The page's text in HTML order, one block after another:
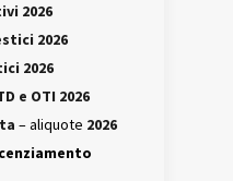
2026
2026
2026
e OTI 2026
– aliquote 2026